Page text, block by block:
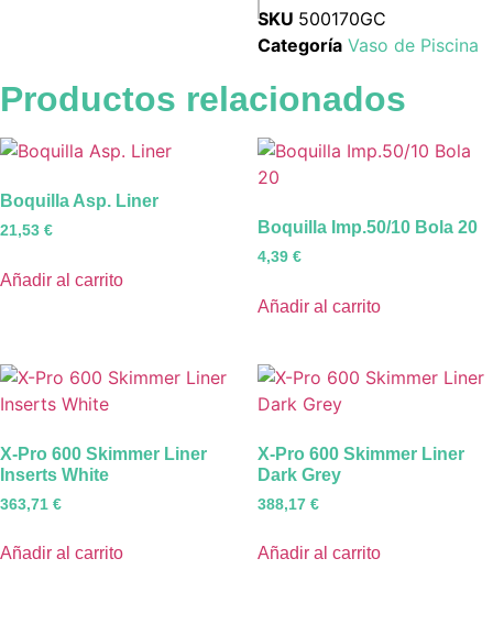
SKU 500170GC
Categoría Vaso de Piscina
Productos relacionados
Boquilla Asp. Liner
21,53 €
Añadir al carrito
Boquilla Imp.50/10 Bola 20
4,39 €
Añadir al carrito
X-Pro 600 Skimmer Liner
Inserts White
363,71 €
Añadir al carrito
X-Pro 600 Skimmer Liner
Dark Grey
388,17 €
Añadir al carrito